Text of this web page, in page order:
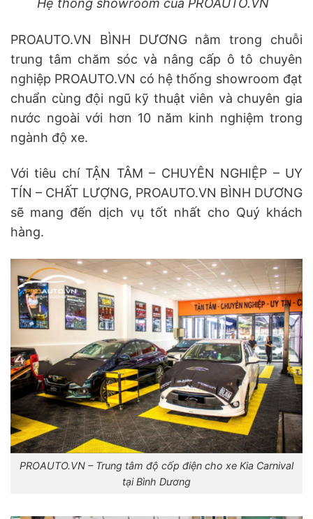
Hệ thống showroom của PROAUTO.VN
PROAUTO.VN BÌNH DƯƠNG nằm trong chuỗi
trung tâm chăm sóc và nâng cấp ô tô chuyên
nghiệp PROAUTO.VN có hệ thống showroom đạt
chuẩn cùng đội ngũ kỹ thuật viên và chuyên gia
nước ngoài với hơn 10 năm kinh nghiệm trong
ngành độ xe.
Với tiêu chí TẬN TÂM – CHUYÊN NGHIỆP – UY
TÍN – CHẤT LƯỢNG, PROAUTO.VN BÌNH DƯƠNG
sẽ mang đến dịch vụ tốt nhất cho Quý khách
hàng.
PROAUTO.VN – Trung tâm độ cốp điện cho xe Kia Carnival
tại Bình Dương